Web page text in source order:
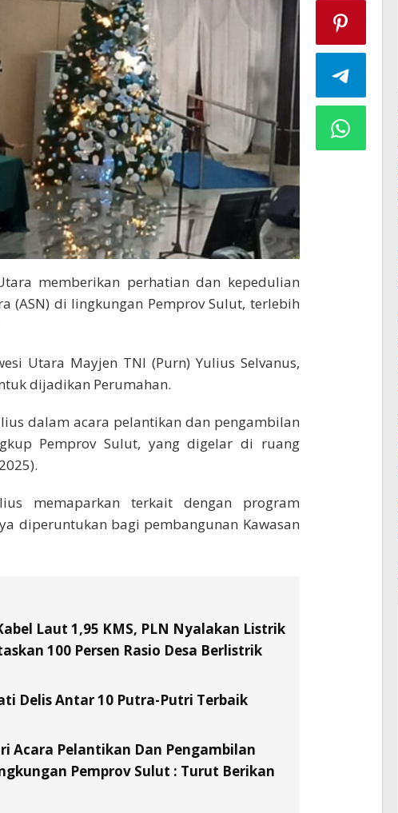
memberikan perhatian dan kepedulian
(ASN) di lingkungan Pemprov Sulut, terlebih
Utara Mayjen TNI (Purn) Yulius Selvanus,
dijadikan Perumahan.
dalam acara pelantikan dan pengambilan
Pemprov Sulut, yang digelar di ruang
memaparkan terkait dengan program
diperuntukan bagi pembangunan Kawasan
Laut 1,95 KMS, PLN Nyalakan Listrik
100 Persen Rasio Desa Berlistrik
Delis Antar 10 Putra-Putri Terbaik
Acara Pelantikan Dan Pengambilan
Pemprov Sulut : Turut Berikan